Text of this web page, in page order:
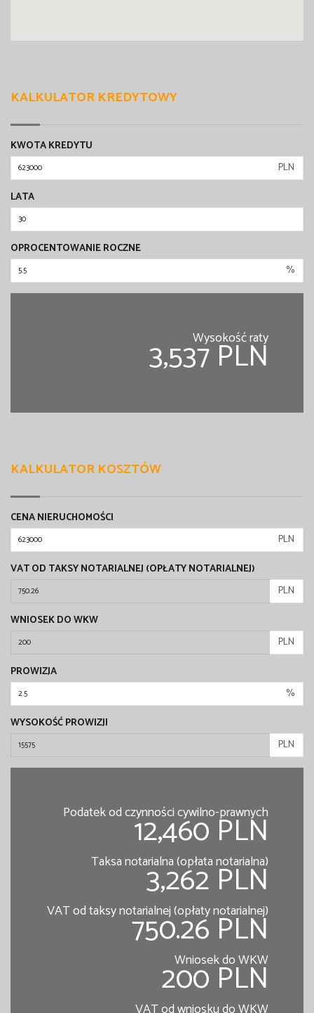
KALKULATOR KREDYTOWY
KWOTA KREDYTU
PLN
LATA
OPROCENTOWANIE ROCZNE
%
Wysokość raty
3,537 PLN
KALKULATOR KOSZTÓW
CENA NIERUCHOMOŚCI
PLN
VAT OD TAKSY NOTARIALNEJ (OPŁATY NOTARIALNEJ)
PLN
WNIOSEK DO WKW
PLN
PROWIZJA
%
WYSOKOŚĆ PROWIZJI
PLN
Podatek od czynności cywilno-prawnych
12,460 PLN
Taksa notarialna (opłata notarialna)
3,262 PLN
VAT od taksy notarialnej (opłaty notarialnej)
750.26 PLN
Wniosek do WKW
200 PLN